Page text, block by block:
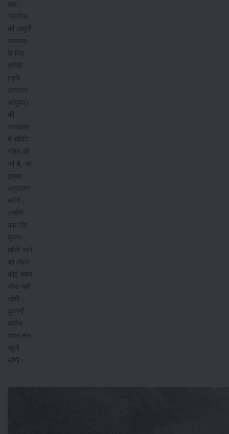
कहा,
'नागरिक
को आपूर्ति
व्यवस्था
के लिए
एपीसी
(कृषि
उत्पादन
आयुक्त)
की
अध्यक्षता
में समिति
गठित की
गई है, जो
इसका
अनुपालन
करेगी।
उन्होंने
कहा कि
दुकान
खोले जाने
को लेकर
कोई समय
सीमा नहीं
रहेगी।
दुकानों
पर्याप्त
समय तक
खुली
रहेंगी।'